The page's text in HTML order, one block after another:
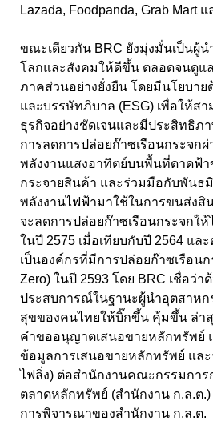
Lazada, Foodpanda, Grab Mart
ขณะเดียวกัน BRC ยังมุ่งมั่นเป็นผู้น
โลกและสังคมให้ดีขึ้น ตลอดจนดูแ
ภาคส่วนอย่างยั่งยืน โดยมีนโยบา
และบรรษัทภิบาล (ESG) เพื่อให้ส
ธุรกิจอย่างชัดเจนและมีประสิทธิภ
การลดการปล่อยก๊าซเรือนกระจกผ่
พลังงานแสงอาทิตย์บนพื้นที่ดาดฟ้า
กระจายสินค้า และร่วมมือกับพันธ
พลังงานไฟฟ้ามาใช้ในการขนส่งสิ
จะลดการปล่อยก๊าซเรือนกระจกให้
ในปี 2575 เมื่อเทียบกับปี 2564 แล
เป็นองค์กรที่มีการปล่อยก๊าซเรือน
Zero) ในปี 2593 โดย BRC เชื่อว่า
ประสบการณ์ในฐานะผู้นำอุตสาหก
สุขของคนไทยให้บิ๊กขึ้น คุ้มขึ้น ล่า
คำขออนุญาตเสนอขายหลักทรัพย์
ข้อมูลการเสนอขายหลักทรัพย์ แล
ไฟลิ่ง) ต่อสำนักงานคณะกรรมกา
ตลาดหลักทรัพย์ (สำนักงาน ก.ล.ต
การพิจารณาของสำนักงาน ก.ล.ต.